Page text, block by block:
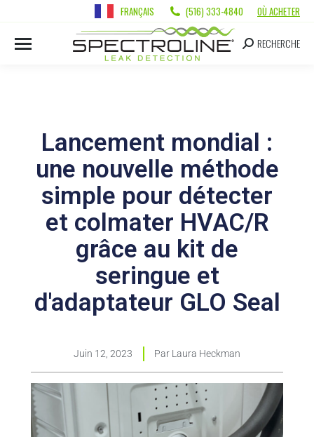
FRANÇAIS (516) 333-4840 OÙ ACHETER
RECHERCHE
Lancement mondial :
une nouvelle méthode
simple pour détecter
et colmater HVAC/R
grâce au kit de
seringue et
d'adaptateur GLO Seal
Juin 12, 2023 Par Laura Heckman